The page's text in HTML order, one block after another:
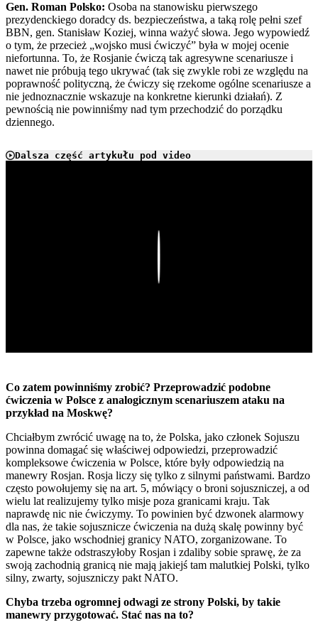
Gen. Roman Polsko: Osoba na stanowisku pierwszego
prezydenckiego doradcy ds. bezpieczeństwa, a taką rolę pełni szef
BBN, gen. Stanisław Koziej, winna ważyć słowa. Jego wypowiedź
o tym, że przecież „wojsko musi ćwiczyć” była w mojej ocenie
niefortunna. To, że Rosjanie ćwiczą tak agresywne scenariusze i
nawet nie próbują tego ukrywać (tak się zwykle robi ze względu na
poprawność polityczną, że ćwiczy się rzekome ogólne scenariusze a
nie jednoznacznie wskazuje na konkretne kierunki działań). Z
pewnością nie powinniśmy nad tym przechodzić do porządku
dziennego.
Dalsza część artykułu pod video
Co zatem powinniśmy zrobić? Przeprowadzić podobne
ćwiczenia w Polsce z analogicznym scenariuszem ataku na
przykład na Moskwę?
Chciałbym zwrócić uwagę na to, że Polska, jako członek Sojuszu
powinna domagać się właściwej odpowiedzi, przeprowadzić
kompleksowe ćwiczenia w Polsce, które były odpowiedzią na
manewry Rosjan. Rosja liczy się tylko z silnymi państwami. Bardzo
często powołujemy się na art. 5, mówiący o broni sojuszniczej, a od
wielu lat realizujemy tylko misje poza granicami kraju. Tak
naprawdę nic nie ćwiczymy. To powinien być dzwonek alarmowy
dla nas, że takie sojusznicze ćwiczenia na dużą skalę powinny być
w Polsce, jako wschodniej granicy NATO, zorganizowane. To
zapewne także odstraszyłoby Rosjan i zdaliby sobie sprawę, że za
swoją zachodnią granicą nie mają jakiejś tam malutkiej Polski, tylko
silny, zwarty, sojuszniczy pakt NATO.
Chyba trzeba ogromnej odwagi ze strony Polski, by takie
manewry przygotować. Stać nas na to?